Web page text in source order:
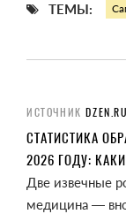
ТЕМЫ:
ИСТОЧНИКDZEN.RU
СТАТИСТИКА
2026 ГОДУ:
Две извечные
медицина —